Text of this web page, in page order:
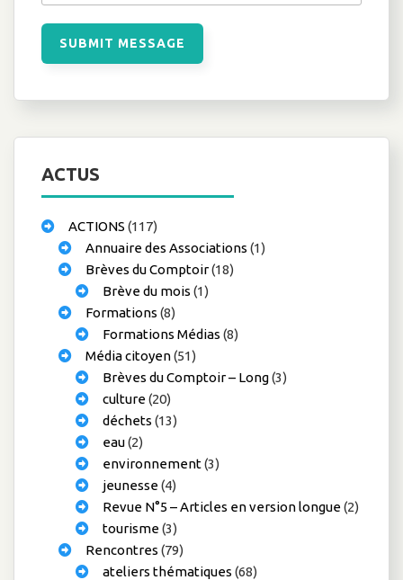
ACTUS
ACTIONS (117)
Annuaire des Associations (1)
Brèves du Comptoir(18)
Brève du mois (1)
Formations (8)
Formations Médias (8)
Média citoyen(51)
Brèves du Comptoir – Long(3)
culture(20)
déchets (13)
eau(2)
environnement(3)
jeunesse(4)
Revue N°5 – Articles en version longue(2)
tourisme(3)
Rencontres (79)
ateliers thématiques (68)